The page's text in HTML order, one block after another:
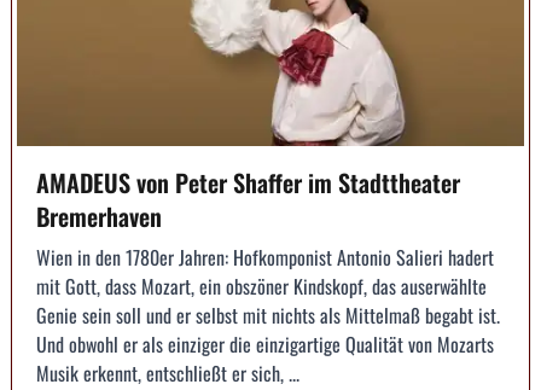
AMADEUS von Peter Shaffer im Stadttheater
Bremerhaven
Wien in den 1780er Jahren: Hofkomponist Antonio Salieri hadert
mit Gott, dass Mozart, ein obszöner Kindskopf, das auserwählte
Genie sein soll und er selbst mit nichts als Mittelmaß begabt ist.
Und obwohl er als einziger die einzigartige Qualität von Mozarts
Musik erkennt, entschließt er sich, ...